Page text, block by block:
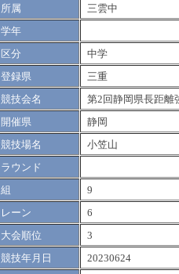
所属
三雲中
学年
区分
中学
登録県
三重
競技会名
第2回静岡県長距離
開催県
静岡
競技場名
小笠山
ラウンド
組
9
レーン
6
大会順位
3
競技年月日
20230624